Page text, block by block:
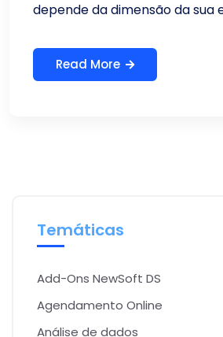
depende da dimensão da sua
Read More
Temáticas
Add-Ons NewSoft DS
Agendamento Online
Análise de dados